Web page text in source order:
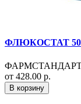
ФЛЮКОСТАТ
от 428.00 р.
В корзину